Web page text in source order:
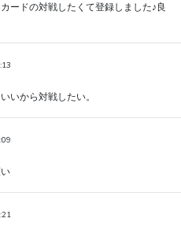
ードの対戦したくて登録しました♪良
いから対戦したい。